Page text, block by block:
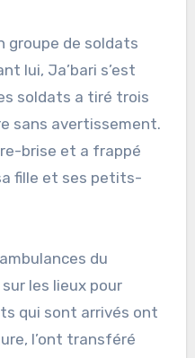
groupe de soldats
lui, Ja’bari s’est
soldats a tiré trois
sans avertissement.
brise et a frappé
fille et ses petits-
du
les lieux pour
qui sont arrivés ont
l’ont transféré